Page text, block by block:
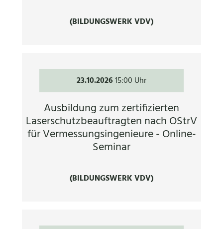
(BILDUNGSWERK VDV)
23.10.202615:00 Uhr
Ausbildung zum zertifizierten
Laserschutzbeauftragten nach OStrV
für Vermessungsingenieure - Online-
Seminar
(BILDUNGSWERK VDV)